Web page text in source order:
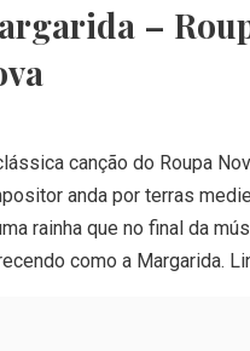
–
canção do Roupa
anda por terras
rainha que no final da
como a Margarida.